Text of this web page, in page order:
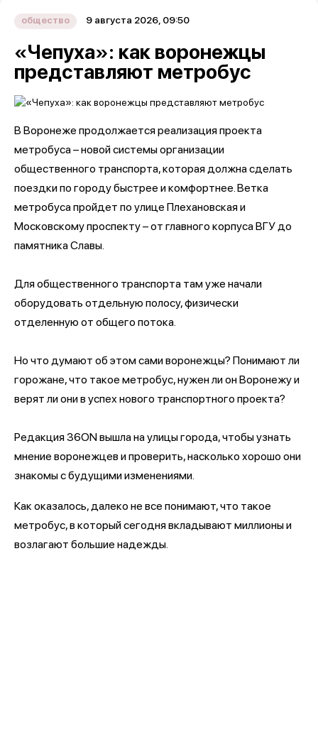
общество 9 августа 2026, 09:50
«Чепуха»: как воронежцы
представляют метробус
В Воронеже продолжается реализация проекта
метробуса – новой системы организации
общественного транспорта, которая должна сделать
поездки по городу быстрее и комфортнее. Ветка
метробуса пройдет по улице Плехановская и
Московскому проспекту – от главного корпуса ВГУ до
памятника Славы.
Для общественного транспорта там уже начали
оборудовать отдельную полосу, физически
отделенную от общего потока.
Но что думают об этом сами воронежцы? Понимают ли
горожане, что такое метробус, нужен ли он Воронежу и
верят ли они в успех нового транспортного проекта?
Редакция 36ON вышла на улицы города, чтобы узнать
мнение воронежцев и проверить, насколько хорошо они
знакомы с будущими изменениями.
Как оказалось, далеко не все понимают, что такое
метробус, в который сегодня вкладывают миллионы и
возлагают большие надежды.